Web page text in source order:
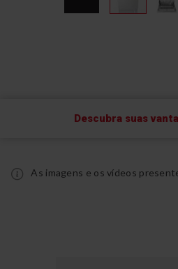
Descubra suas
As imagens e os vídeos